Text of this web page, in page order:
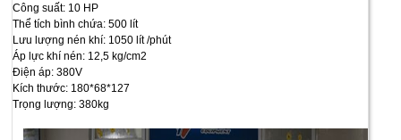
Công suất: 10 HP
Thể tích bình chứa: 500 lít
Lưu lượng nén khí: 1050 lít /phút
Áp lực khí nén: 12,5 kg/cm2
Điện áp: 380V
Kích thước: 180*68*127
Trọng lượng: 380kg